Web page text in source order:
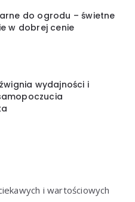
do ogrodu – świetne
w dobrej cenie
wydajności i
i wartościowych